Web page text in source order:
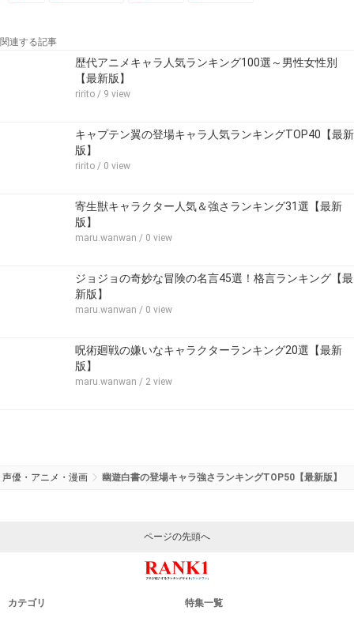
関連する記事
歴代アニメキャラ人気ランキング100選～男性女性別
【最新版】
ririto / 9 view
キャプテン翼の登場キャラ人気ランキングTOP40【最新
版】
ririto / 0 view
寄生獣キャラクター人気＆強さランキング31選【最新
版】
maru.wanwan / 0 view
ジョジョの奇妙な冒険の名言45選！格言ランキング【最
新版】
maru.wanwan / 0 view
呪術廻戦の嫌いなキャラクターランキング20選【最新
版】
maru.wanwan / 2 view
声優・アニメ・漫画 幽遊白書の登場キャラ強さランキングTOP50【最新版】
ページの先頭へ
カテゴリ 特集一覧